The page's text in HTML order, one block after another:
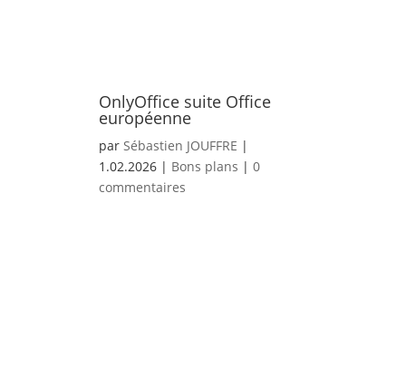
OnlyOffice suite Office
européenne
parSébastien JOUFFRE |
1.02.2026 | Bons plans |0
commentaires